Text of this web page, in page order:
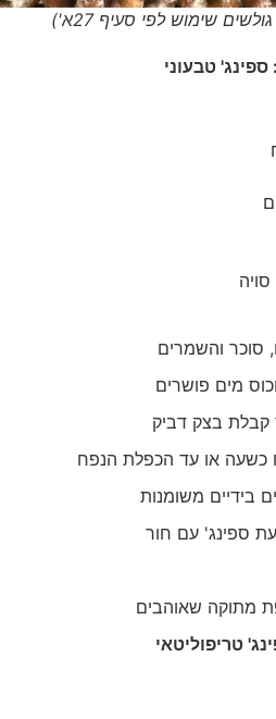
שימוש לפי סעיף 27א')
טבעוני
והשמרים
מים פושרים
בצק דביק
או עד הכפלת הנפח
משומנות
ספינג' עם חור
שאוהבים
טריפוליטאי